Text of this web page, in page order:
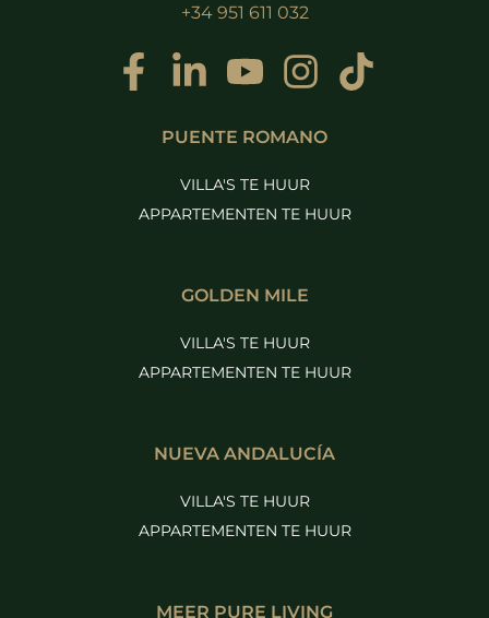
+34 951 611 032
PUENTE ROMANO
VILLA'S TE HUUR
APPARTEMENTEN TE HUUR
GOLDEN MILE
VILLA'S TE HUUR
APPARTEMENTEN TE HUUR
NUEVA ANDALUCÍA
VILLA'S TE HUUR
APPARTEMENTEN TE HUUR
MEER PURE LIVING